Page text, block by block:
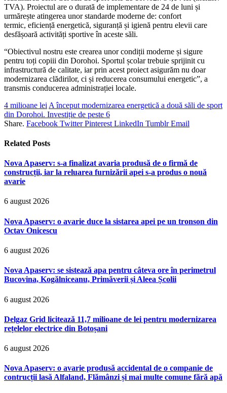
TVA). Proiectul are o durată de implementare de 24 de luni și
urmărește atingerea unor standarde moderne de: confort
termic, eficiență energetică, siguranță și igienă pentru elevii care
desfășoară activități sportive în aceste săli.
“Obiectivul nostru este crearea unor condiții moderne și sigure
pentru toți copiii din Dorohoi. Sportul școlar trebuie sprijinit cu
infrastructură de calitate, iar prin acest proiect asigurăm nu doar
modernizarea clădirilor, ci și reducerea consumului energetic”, a
transmis conducerea administrației locale.
4 milioane lei A început modernizarea energetică a două săli de sport
din Dorohoi. Investiție de peste 6
Share. Facebook Twitter Pinterest LinkedIn Tumblr Email
Related Posts
Nova Apaserv: s-a finalizat avaria produsă de o firmă de
construcții, iar la reluarea furnizării apei s-a produs o nouă
avarie
6 august 2026
Nova Apaserv: o avarie duce la sistarea apei pe un tronson din
Octav Onicescu
6 august 2026
Nova Apaserv: se sistează apa pentru câteva ore în perimetrul
Bucovina, Kogălniceanu, Primăverii și Aleea Școlii
6 august 2026
Delgaz Grid licitează 11,7 milioane de lei pentru modernizarea
rețelelor electrice din Botoșani
6 august 2026
Nova Apaserv: o avarie produsă accidental de o companie de
contrucții lasă Alfaland, Flămânzi și mai multe comune fără apă